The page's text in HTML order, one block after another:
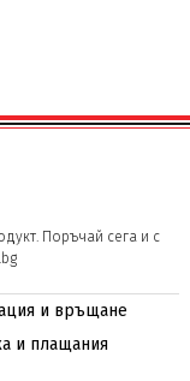
Поръчай сега и с
и връщане
и плащания